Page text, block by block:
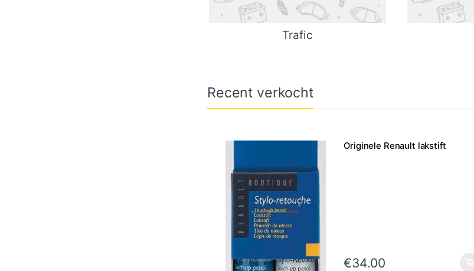
Trafic
Recent verkocht
Originele Renault lakstift
€34.00